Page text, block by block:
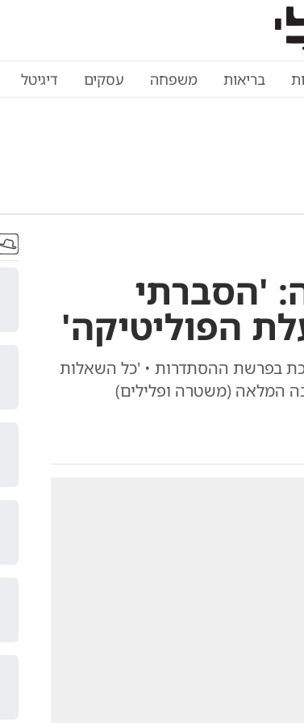
בריאות משפחה עסקים דיגיטל
'הסברתי
הפוליטיקה'
בפרשת ההסתדרות • 'כל השאלות
המלאה (משטרה ופלילים)